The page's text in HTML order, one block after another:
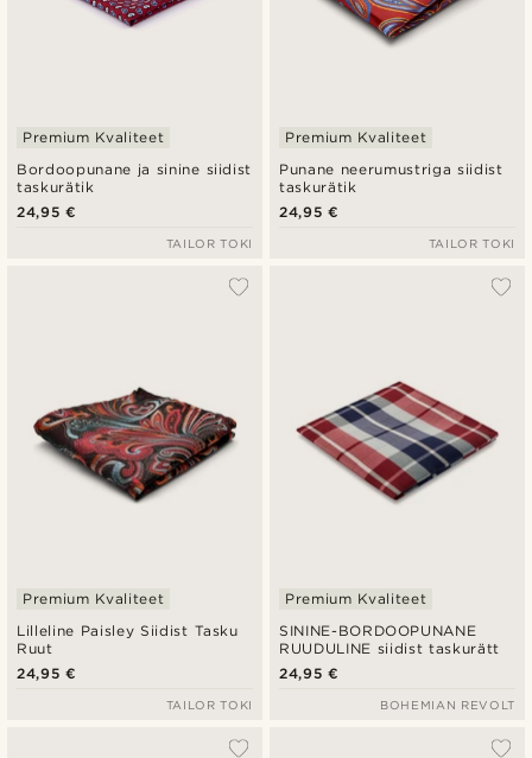
Bordoopunane ja sinine siidist
taskurätik
Premium Kvaliteet
24,95 €
TAILOR TOKI
Punane neerumustriga siidist
taskurätik
Premium Kvaliteet
24,95 €
TAILOR TOKI
Lilleline Paisley Siidist Tasku
Ruut
Premium Kvaliteet
24,95 €
TAILOR TOKI
SININE-BORDOOPUNANE
RUUDULINE siidist taskurätt
Premium Kvaliteet
24,95 €
BOHEMIAN REVOLT